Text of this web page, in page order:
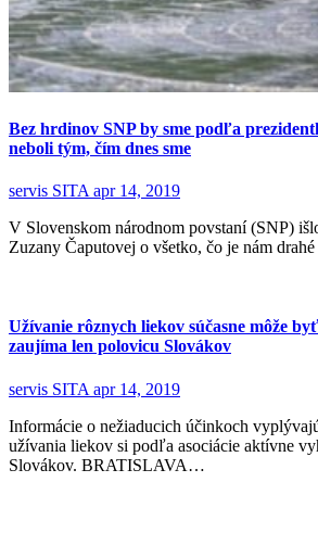
Bez hrdinov SNP by sme podľa
neboli tým, čím dnes sme
servis SITA apr 14, 2019
V Slovenskom národnom povstaní (SNP) išlo podľa prezidentky
Zuzany Čaputovej o všetko, čo je nám drahé
Užívanie rôznych liekov súčasne môže
zaujíma len polovicu Slovákov
servis SITA apr 14, 2019
Informácie o nežiaducich účinkoch vyplývajúce zo súbežného
užívania liekov si podľa asociácie aktívne
Slovákov. BRATISLAVA…